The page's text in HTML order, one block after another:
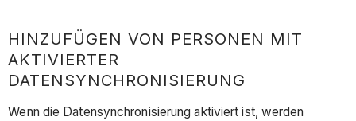
HINZUFÜGEN VON PERSONEN MIT
AKTIVIERTER
DATENSYNCHRONISIERUNG
Wenn die Datensynchronisierung aktiviert ist, werden